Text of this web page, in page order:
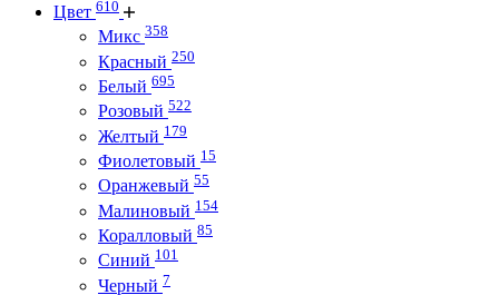
Цвет 610
Микс 358
Красный 250
Белый 695
Розовый 522
Желтый 179
Фиолетовый 15
Оранжевый 55
Малиновый 154
Коралловый 85
Синий 101
Черный 7